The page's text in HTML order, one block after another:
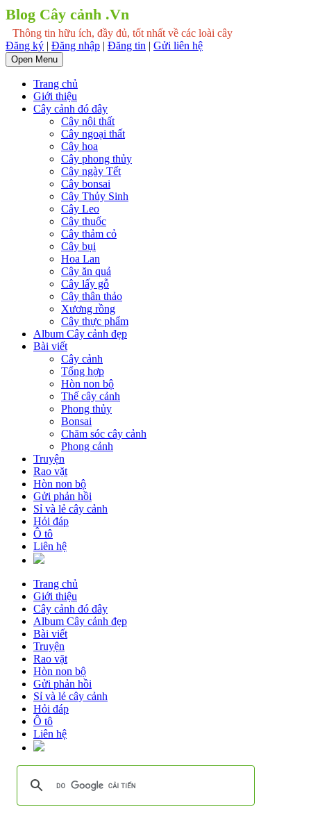
Blog Cây cảnh .Vn
Thông tin hữu ích, đầy đủ, tốt nhất về các loài cây
Đăng ký | Đăng nhập | Đăng tin | Gửi liên hệ
Open Menu
Trang chủ
Giới thiệu
Cây cảnh đó đây
Cây nội thất
Cây ngoại thất
Cây hoa
Cây phong thủy
Cây ngày Tết
Cây bonsai
Cây Thủy Sinh
Cây Leo
Cây thuốc
Cây thảm cỏ
Cây bụi
Hoa Lan
Cây ăn quả
Cây lấy gỗ
Cây thân thảo
Xương rồng
Cây thực phẩm
Album Cây cảnh đẹp
Bài viết
Cây cảnh
Tổng hợp
Hòn non bộ
Thế cây cảnh
Phong thủy
Bonsai
Chăm sóc cây cảnh
Phong cảnh
Truyện
Rao vặt
Hòn non bộ
Gửi phản hồi
Sỉ và lẻ cây cảnh
Hỏi đáp
Ô tô
Liên hệ
Trang chủ
Giới thiệu
Cây cảnh đó đây
Album Cây cảnh đẹp
Bài viết
Truyện
Rao vặt
Hòn non bộ
Gửi phản hồi
Sỉ và lẻ cây cảnh
Hỏi đáp
Ô tô
Liên hệ